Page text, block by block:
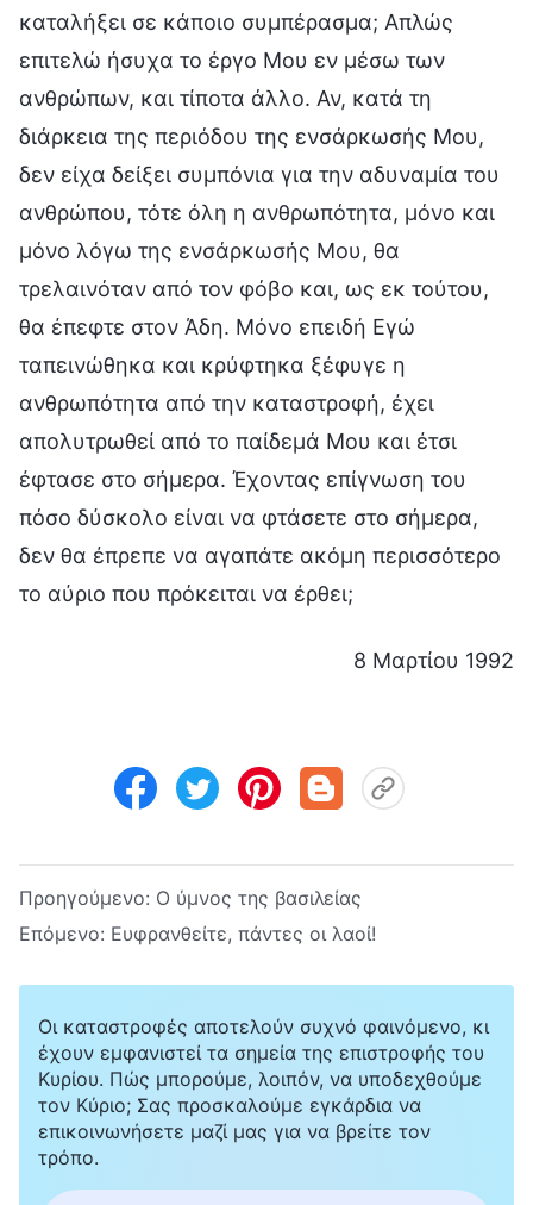
καταλήξει σε κάποιο συμπέρασμα; Απλώς
επιτελώ ήσυχα το έργο Μου εν μέσω των
ανθρώπων, και τίποτα άλλο. Αν, κατά τη
διάρκεια της περιόδου της ενσάρκωσής Μου,
δεν είχα δείξει συμπόνια για την αδυναμία του
ανθρώπου, τότε όλη η ανθρωπότητα, μόνο και
μόνο λόγω της ενσάρκωσής Μου, θα
τρελαινόταν από τον φόβο και, ως εκ τούτου,
θα έπεφτε στον Άδη. Μόνο επειδή Εγώ
ταπεινώθηκα και κρύφτηκα ξέφυγε η
ανθρωπότητα από την καταστροφή, έχει
απολυτρωθεί από το παίδεμά Μου και έτσι
έφτασε στο σήμερα. Έχοντας επίγνωση του
πόσο δύσκολο είναι να φτάσετε στο σήμερα,
δεν θα έπρεπε να αγαπάτε ακόμη περισσότερο
το αύριο που πρόκειται να έρθει;
8 Μαρτίου 1992
Προηγούμενο: Ο ύμνος της βασιλείας
Επόμενο: Ευφρανθείτε, πάντες οι λαοί!
Οι καταστροφές αποτελούν συχνό φαινόμενο, κι
έχουν εμφανιστεί τα σημεία της επιστροφής του
Κυρίου. Πώς μπορούμε, λοιπόν, να υποδεχθούμε
τον Κύριο; Σας προσκαλούμε εγκάρδια να
επικοινωνήσετε μαζί μας για να βρείτε τον
τρόπο.